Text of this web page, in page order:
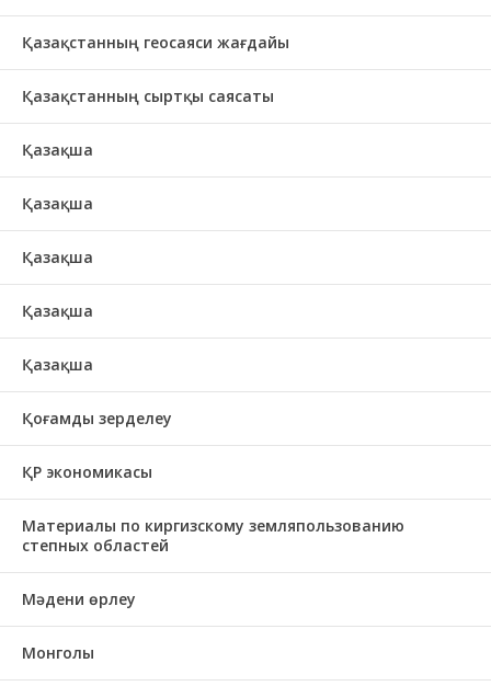
Қазақстанның геосаяси жағдайы
Қазақстанның сыртқы саясаты
Қазақша
Қазақша
Қазақша
Қазақша
Қазақша
Қоғамды зерделеу
ҚР экономикасы
Материалы по киргизскому земляпользованию
степных областей
Мәдени өрлеу
Монголы